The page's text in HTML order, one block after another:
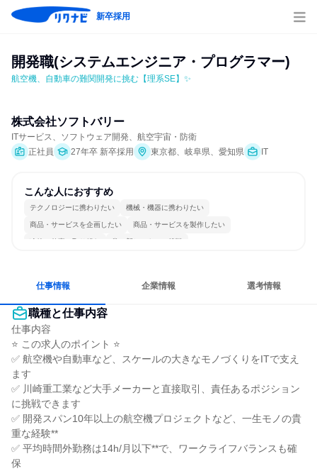
新卒採用
開発職(システムエンジニア・プログラマー)
航空機、自動車の難関開発に挑む【理系SE】✨
株式会社ソフトバリー
ITサービス、ソフトウェア開発、航空宇宙・防衛
正社員
27年卒 新卒採用 東京都、岐阜県、愛知県 IT
こんな人におすすめ
テクノロジーに携わりたい 機械・機器に携わりたい
商品・サービスを企画したい 商品・サービスを製作したい
冷静に仕事に取り組む 常に新しいものに挑戦
仕事情報 企業情報 選考情報
職種と仕事内容
仕事内容
⭐ この求人のポイント ⭐
✅ 航空機や自動車など、スケールの大きなモノづくりをITで支え
ます
✅ 川崎重工業など大手メーカーと直接取引、責任あるポジション
に挑戦できます
✅ 開発スパン10年以上の航空機プロジェクトなど、一生モノの貴
重な経験**
✅ 平均時間外勤務は14h/月以下**で、ワークライフバランスも確
保